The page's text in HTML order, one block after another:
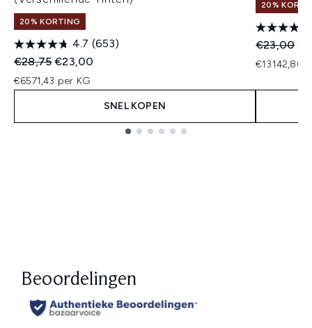
20% KORTING
4.7 (653)
Recommended Retail Price:
€28,75Huidige prijs:
€23,00
€6571,43 per KG
SNEL KOPEN
20%
€23,00
€13142,86